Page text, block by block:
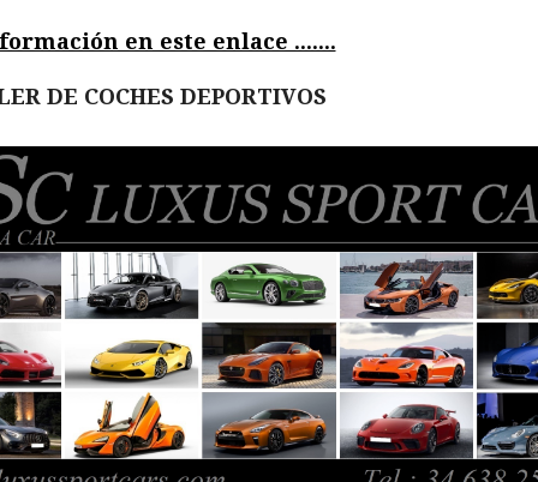
en este enlace .......
DE COCHES DEPORTIVOS